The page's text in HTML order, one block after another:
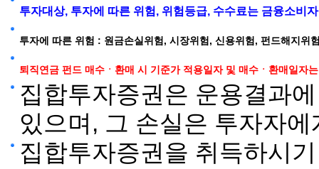
투자대상, 투자에 따른 위험, 위험등급, 수수료는 금융소비
투자에 따른 위험 : 원금손실위험, 시장위험, 신용위험, 펀드해지위
퇴직연금 펀드 매수ㆍ환매 시 기준가 적용일자 및 매수ㆍ환매일
집합투자증권은 운용결과
있으며, 그 손실은 투자자
집합투자증권을 취득하시